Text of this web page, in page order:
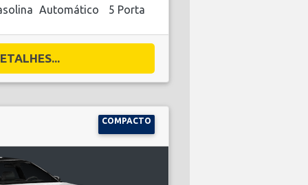
Automático 5 Porta
COMPACTO